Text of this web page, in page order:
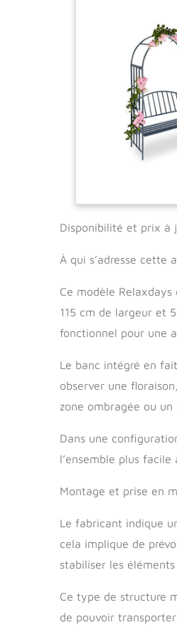
Disponibilité et prix à
À qui s’adresse cette
Ce modèle
115 cm de largeur et
fonctionnel pour une
Le banc intégré en
observer une
zone ombragée ou un
Dans une
l’ensemble plus facile
Montage et prise en
Le fabricant indique
cela implique de
stabiliser les éléments
Ce type de structure
de pouvoir